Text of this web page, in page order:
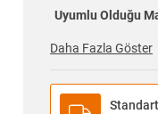
Uyumlu Olduğu
Daha Fazla Göster